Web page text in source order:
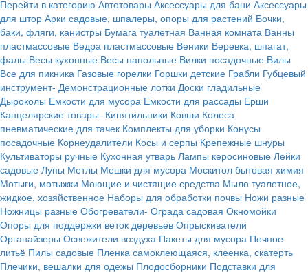
Перейти в категорию Автотовары Аксессуары для бани Аксессуары
для штор Арки садовые, шпалеры, опоры для растений Бочки,
баки, фляги, канистры Бумага туалетная Ванная комната Ванны
пластмассовые Ведра пластмассовые Веники Веревка, шпагат,
фалы Весы кухонные Весы напольные Вилки посадочные Вилы
Все для пикника Газовые горелки Горшки детские Грабли Губцевый
инструмент- Демонстрационные лотки Доски гладильные
Дыроколы Емкости для мусора Емкости для рассады Ерши
Канцелярские товары- Кипятильники Ковши Колеса
пневматические для тачек Комплекты для уборки Конусы
посадочные Корнеудалители Косы и серпы Крепежные шнуры
Культиваторы ручные Кухонная утварь Лампы керосиновые Лейки
садовые Лупы Метлы Мешки для мусора Москитол бытовая химия
Мотыги, мотыжки Моющие и чистящие средства Мыло туалетное,
жидкое, хозяйственное Наборы для обработки почвы Ножи разные
Ножницы разные Обогреватели- Ограда садовая Окномойки
Опоры для поддержки веток деревьев Опрыскиватели
Органайзеры Освежители воздуха Пакеты для мусора Печное
литьё Пилы садовые Пленка самоклеющаяся, клеенка, скатерть
Плечики, вешалки для одежы Плодосборники Подставки для